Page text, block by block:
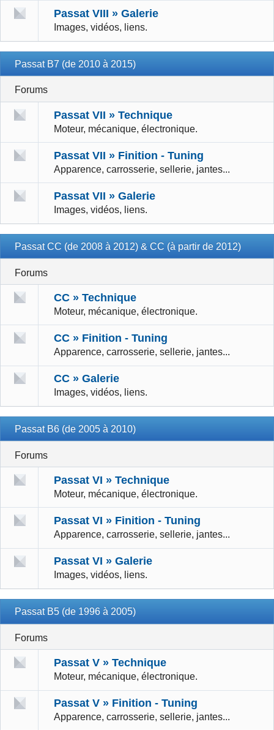
Passat VIII » Galerie
Images, vidéos, liens.
Passat B7 (de 2010 à 2015)
Forums
Passat VII » Technique
Moteur, mécanique, électronique.
Passat VII » Finition - Tuning
Apparence, carrosserie, sellerie, jantes...
Passat VII » Galerie
Images, vidéos, liens.
Passat CC (de 2008 à 2012) & CC (à partir de 2012)
Forums
CC » Technique
Moteur, mécanique, électronique.
CC » Finition - Tuning
Apparence, carrosserie, sellerie, jantes...
CC » Galerie
Images, vidéos, liens.
Passat B6 (de 2005 à 2010)
Forums
Passat VI » Technique
Moteur, mécanique, électronique.
Passat VI » Finition - Tuning
Apparence, carrosserie, sellerie, jantes...
Passat VI » Galerie
Images, vidéos, liens.
Passat B5 (de 1996 à 2005)
Forums
Passat V » Technique
Moteur, mécanique, électronique.
Passat V » Finition - Tuning
Apparence, carrosserie, sellerie, jantes...